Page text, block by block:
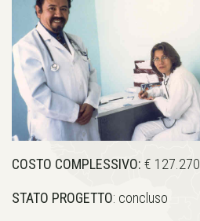
COSTO COMPLESSIVO: € 127.270
STATO PROGETTO: concluso